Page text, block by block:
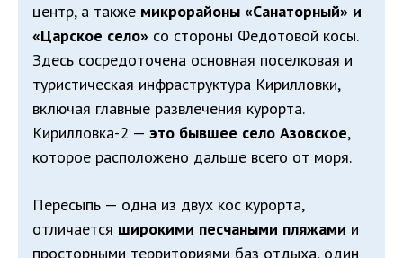
центр, а также микрорайоны «Санаторный» и
«Царское село» со стороны Федотовой косы.
Здесь сосредоточена основная поселковая и
туристическая инфраструктура Кирилловки,
включая главные развлечения курорта.
Кирилловка-2 — это бывшее село Азовское,
которое расположено дальше всего от моря.
Пересыпь — одна из двух кос курорта,
отличается широкими песчаными пляжами и
просторными территориями баз отдыха, один